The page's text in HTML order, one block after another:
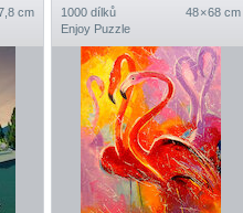
cm
1000 dílků
48 × 68 cm
Enjoy Puzzle